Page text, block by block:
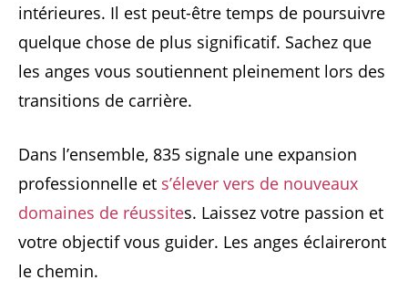
intérieures. Il est peut-être temps de poursuivre
quelque chose de plus significatif. Sachez que
les anges vous soutiennent pleinement lors des
transitions de carrière.
Dans l’ensemble, 835 signale une expansion
professionnelle et s’élever vers de nouveaux
domaines de réussites. Laissez votre passion et
votre objectif vous guider. Les anges éclaireront
le chemin.